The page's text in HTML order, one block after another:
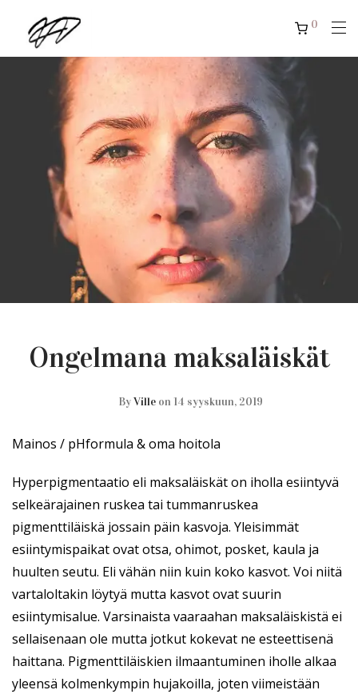
0
Ongelmana maksaläiskät
ByVille on 14 syyskuun, 2019
Mainos / pHformula & oma hoitola
Hyperpigmentaatio eli maksaläiskät on iholla esiintyvä
selkeärajainen ruskea tai tummanruskea
pigmenttiläiskä jossain päin kasvoja. Yleisimmät
esiintymispaikat ovat otsa, ohimot, posket, kaula ja
huulten seutu. Eli vähän niin kuin koko kasvot. Voi niitä
vartaloltakin löytyä mutta kasvot ovat suurin
esiintymisalue. Varsinaista vaaraahan maksaläiskistä ei
sellaisenaan ole mutta jotkut kokevat ne esteettisenä
haittana. Pigmenttiläiskien ilmaantuminen iholle alkaa
yleensä kolmenkympin hujakoilla, joten viimeistään